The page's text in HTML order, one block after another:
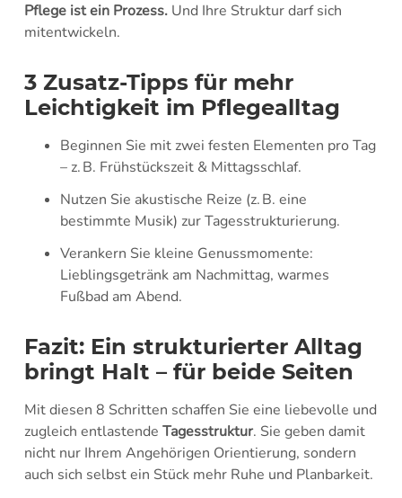
Pflege ist ein Prozess.Und Ihre Struktur darf sich
mitentwickeln.
3 Zusatz-Tipps für mehr
Leichtigkeit im Pflegealltag
Beginnen Sie mit zwei festen Elementen pro Tag
– z. B. Frühstückszeit & Mittagsschlaf.
Nutzen Sie akustische Reize (z. B. eine
bestimmte Musik) zur Tagesstrukturierung.
Verankern Sie kleine Genussmomente:
Lieblingsgetränk am Nachmittag, warmes
Fußbad am Abend.
Fazit: Ein strukturierter Alltag
bringt Halt – für beide Seiten
Mit diesen 8 Schritten schaffen Sie eine liebevolle und
zugleich entlastende Tagesstruktur. Sie geben damit
nicht nur Ihrem Angehörigen Orientierung, sondern
auch sich selbst ein Stück mehr Ruhe und Planbarkeit.